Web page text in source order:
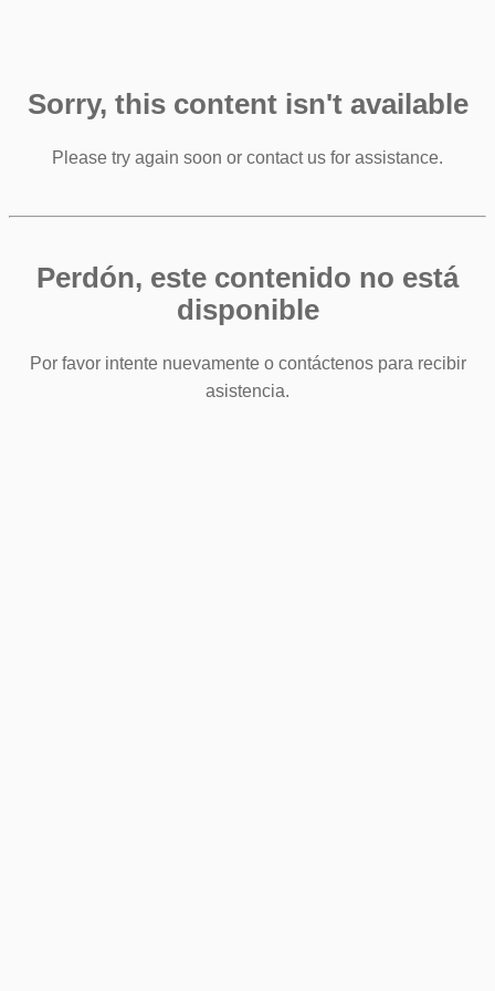
Sorry, this content isn't available
Please try again soon or contact us for assistance.
Perdón, este contenido no está
disponible
Por favor intente nuevamente o contáctenos para recibir
asistencia.